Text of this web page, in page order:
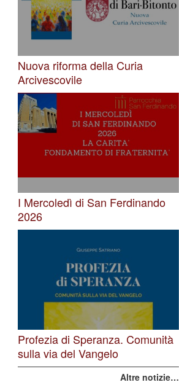
Nuova riforma della Curia
Arcivescovile
I Mercoledì di San Ferdinando
2026
Profezia di Speranza. Comunità
sulla via del Vangelo
Altre notizie…